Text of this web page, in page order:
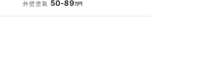
外壁塗装 50-89万円